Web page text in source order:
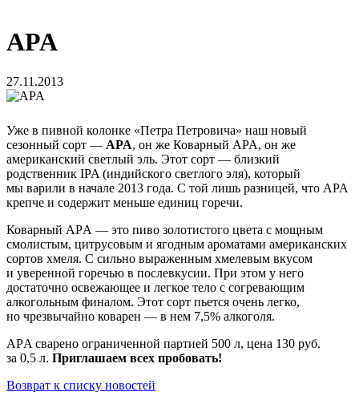
APA
27.11.2013
Уже в пивной колонке «Петра Петровича» наш новый
сезонный сорт — APA, он же Коварный APA, он же
американский светлый эль. Этот сорт — близкий
родственник IPA (индийского светлого эля), который
мы варили в начале 2013 года. С той лишь разницей, что APA
крепче и содержит меньше единиц горечи.
Коварный AРA — это пиво золотистого цвета с мощным
смолистым, цитрусовым и ягодным ароматами американских
сортов хмеля. С сильно выраженным хмелевым вкусом
и уверенной горечью в послевкусии. При этом у него
достаточно освежающее и легкое тело с согревающим
алкогольным финалом. Этот сорт пьется очень легко,
но чрезвычайно коварен — в нем 7,5% алкоголя.
AРA сварено ограниченной партией 500 л, цена 130 руб.
за 0,5 л. Приглашаем всех пробовать!
Возврат к списку новостей